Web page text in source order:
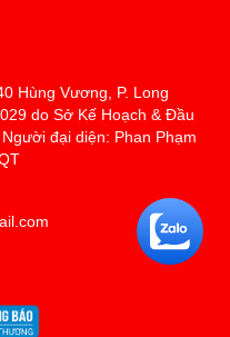
Hùng Vương, P. Long
do Sở Kế Hoạch & Đầu
đại diện: Phan Phạm